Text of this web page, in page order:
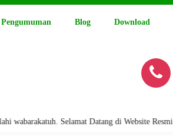
Pengumuman Blog Download
Selamat Datang di Website Resmi